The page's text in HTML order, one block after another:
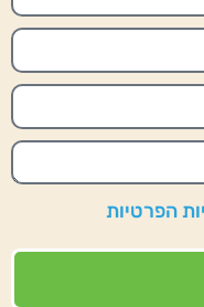
הפרטיות